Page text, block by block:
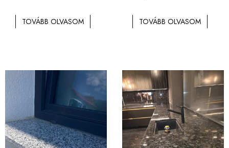
TOVÁBB OLVASOM TOVÁBB OLVASOM